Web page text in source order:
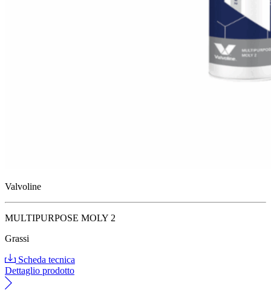
Valvoline
MULTIPURPOSE MOLY 2
Grassi
Scheda tecnica
Dettaglio prodotto